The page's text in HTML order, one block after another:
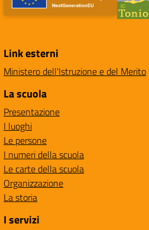
Link esterni
Ministero dell'Istruzione e del Merito
La scuola
Presentazione
I luoghi
Le persone
I numeri della scuola
Le carte della scuola
Organizzazione
La storia
I servizi